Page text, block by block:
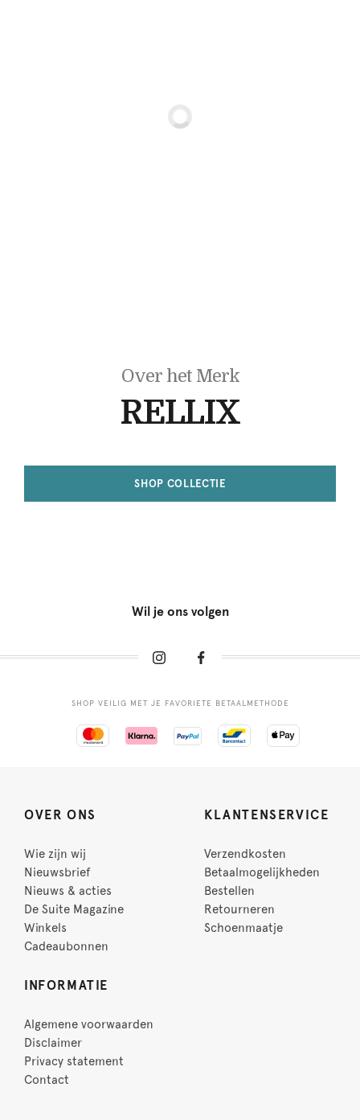
Over het Merk
RELLIX
SHOP COLLECTIE
Wil je ons volgen
SHOP VEILIG MET JE FAVORIETE BETAALMETHODE
OVER ONS
Wie zijn wij
Nieuwsbrief
Nieuws & acties
De Suite Magazine
Winkels
Cadeaubonnen
KLANTENSERVICE
Verzendkosten
Betaalmogelijkheden
Bestellen
Retourneren
Schoenmaatje
INFORMATIE
Algemene voorwaarden
Disclaimer
Privacy statement
Contact